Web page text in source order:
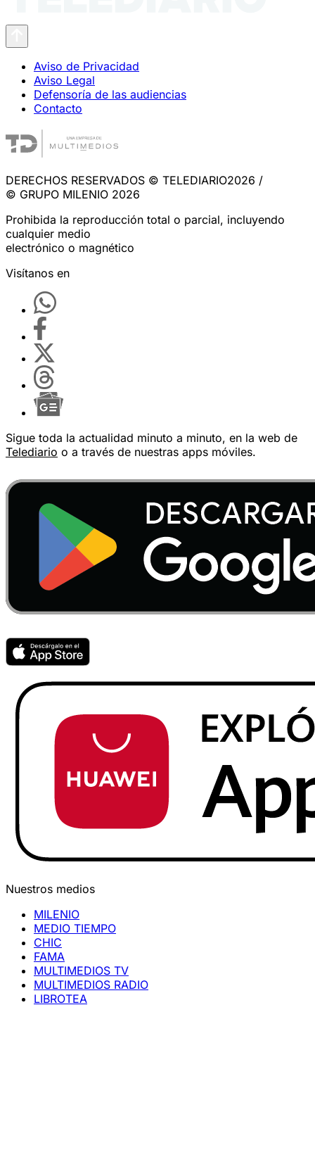
Aviso de Privacidad
Aviso Legal
Defensoría de las audiencias
Contacto
DERECHOS RESERVADOS © TELEDIARIO2026 /
© GRUPO MILENIO 2026
Prohibida la reproducción total o parcial, incluyendo
cualquier medio
electrónico o magnético
Visítanos en
Sigue toda la actualidad minuto a minuto, en la web de
Telediario o a través de nuestras apps móviles.
Nuestros medios
MILENIO
MEDIO TIEMPO
CHIC
FAMA
MULTIMEDIOS TV
MULTIMEDIOS RADIO
LIBROTEA